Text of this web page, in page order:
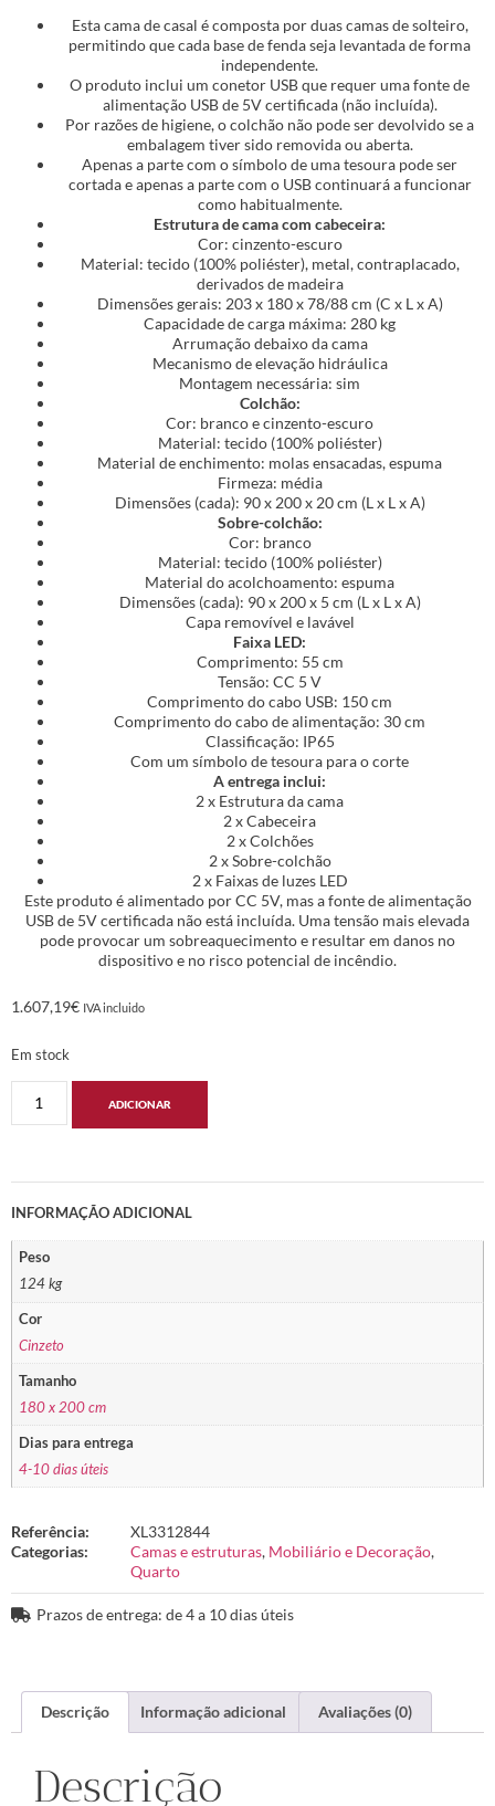
Esta cama de casal é composta por duas camas de solteiro,
permitindo que cada base de fenda seja levantada de forma
independente.
O produto inclui um conetor USB que requer uma fonte de
alimentação USB de 5V certificada (não incluída).
Por razões de higiene, o colchão não pode ser devolvido se a
embalagem tiver sido removida ou aberta.
Apenas a parte com o símbolo de uma tesoura pode ser
cortada e apenas a parte com o USB continuará a funcionar
como habitualmente.
Estrutura de cama com cabeceira:
Cor: cinzento-escuro
Material: tecido (100% poliéster), metal, contraplacado,
derivados de madeira
Dimensões gerais: 203 x 180 x 78/88 cm (C x L x A)
Capacidade de carga máxima: 280 kg
Arrumação debaixo da cama
Mecanismo de elevação hidráulica
Montagem necessária: sim
Colchão:
Cor: branco e cinzento-escuro
Material: tecido (100% poliéster)
Material de enchimento: molas ensacadas, espuma
Firmeza: média
Dimensões (cada): 90 x 200 x 20 cm (L x L x A)
Sobre-colchão:
Cor: branco
Material: tecido (100% poliéster)
Material do acolchoamento: espuma
Dimensões (cada): 90 x 200 x 5 cm (L x L x A)
Capa removível e lavável
Faixa LED:
Comprimento: 55 cm
Tensão: CC 5 V
Comprimento do cabo USB: 150 cm
Comprimento do cabo de alimentação: 30 cm
Classificação: IP65
Com um símbolo de tesoura para o corte
A entrega inclui:
2 x Estrutura da cama
2 x Cabeceira
2 x Colchões
2 x Sobre-colchão
2 x Faixas de luzes LED
Este produto é alimentado por CC 5V, mas a fonte de alimentação
USB de 5V certificada não está incluída. Uma tensão mais elevada
pode provocar um sobreaquecimento e resultar em danos no
dispositivo e no risco potencial de incêndio.
1.607,19€ IVA incluido
Em stock
ADICIONAR
INFORMAÇÃO ADICIONAL
Peso
124 kg
Cor
Cinzeto
Tamanho
180 x 200 cm
Dias para entrega
4-10 dias úteis
Referência:
XL3312844
Categorias:
Camas e estruturas, Mobiliário e Decoração,
Quarto
Prazos de entrega: de 4 a 10 dias úteis
Descrição Informação adicional Avaliações (0)
Descrição